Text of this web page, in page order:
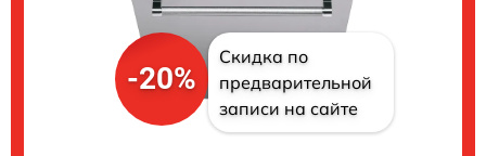
-20%
Скидка по
предварительной
записи на сайте